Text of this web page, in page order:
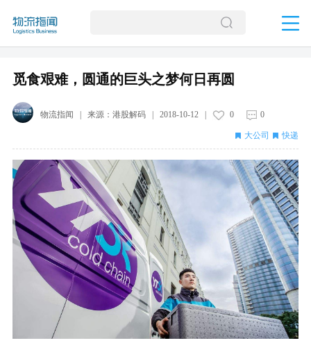
觅食艰难，圆通的巨头之梦何日再圆
物流指闻 | 来源： 港股解码| 2018-10-12| 0 0
大公司 快递